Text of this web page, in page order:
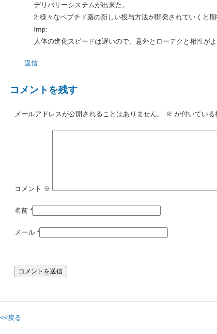
デリバリーシステムが出来た。
2:様々なペプチド薬の新しい投与方法が開発されていくと
Imp:
人体の進化スピードは遅いので、意外とローテクと相性が
返信
コメントを残す
メールアドレスが公開されることはありません。 ※ が付いてい
コメント ※
名前 *
メール *
<<戻る